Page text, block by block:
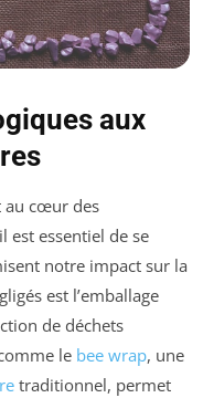
aux
au cœur des
est essentiel de se
notre impact sur la
est l’emballage
de déchets
le bee wrap, une
traditionnel, permet